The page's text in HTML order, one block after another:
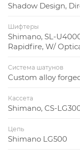
Shadow Design,
Шифтеры
Shimano, SL-
Rapidfire, W/
Система шатунов
Custom alloy
Кассета
Shimano, CS-
Цепь
Shimano LG500